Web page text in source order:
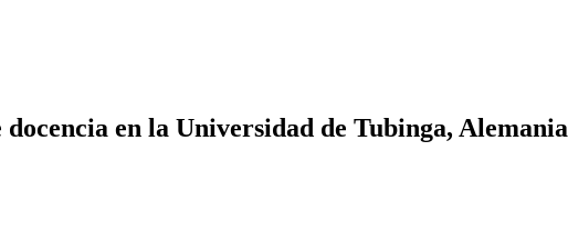
en la Universidad de Tubinga, Alemania